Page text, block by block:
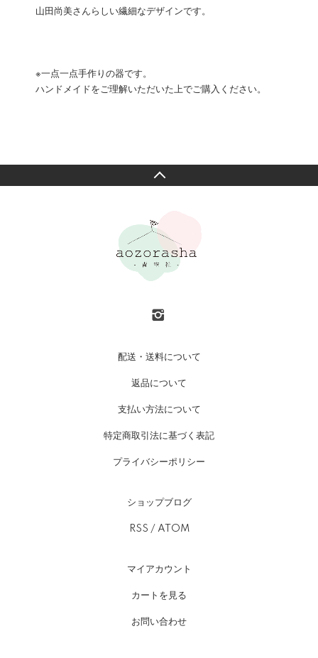
山田尚美さんらしい繊細なデザインです。
※一点一点手作りの器です。
ハンドメイドをご理解いただいた上でご購入ください。
配送・送料について
返品について
支払い方法について
特定商取引法に基づく表記
プライバシーポリシー
ショップブログ
RSS / ATOM
マイアカウント
カートを見る
お問い合わせ